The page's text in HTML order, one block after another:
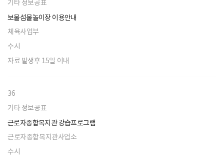
기타 정보공표
보물섬물놀이장 이용안내
체육사업부
수시
자료 발생후 15일 이내
36
기타 정보공표
근로자종합복지관 강습프로그램
근로자종합복지관사업소
수시